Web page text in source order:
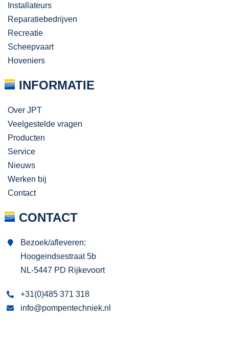
Installateurs
Reparatiebedrijven
Recreatie
Scheepvaart
Hoveniers
INFORMATIE
Over JPT
Veelgestelde vragen
Producten
Service
Nieuws
Werken bij
Contact
CONTACT
Bezoek/afleveren:
Hoogeindsestraat 5b
NL-5447 PD Rijkevoort
+31(0)485 371 318
info@pompentechniek.nl